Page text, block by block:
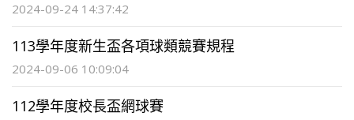
2024-09-24 14:37:42
113學年度新生盃各項球類競賽規程
2024-09-06 10:09:04
112學年度校長盃網球賽